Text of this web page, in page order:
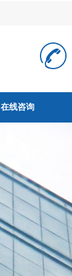
在线咨询